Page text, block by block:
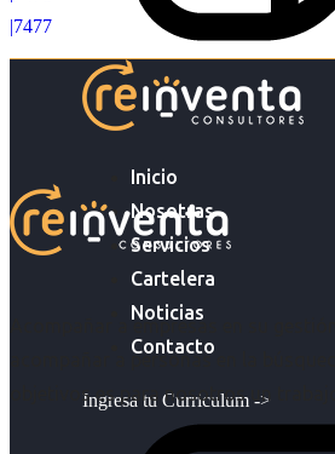
Inicio
Nosotras
Servicios
Cartelera
Noticias
Contacto
Ingresa tu Curriculum ->
|7477
Acompañar a empresas en su
acompañar a personas en la
objetivos es para nosotros un